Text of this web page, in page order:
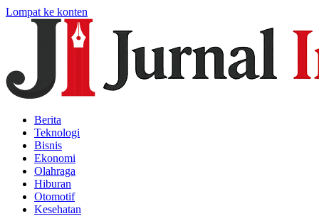
Lompat ke konten
Berita
Teknologi
Bisnis
Ekonomi
Olahraga
Hiburan
Otomotif
Kesehatan